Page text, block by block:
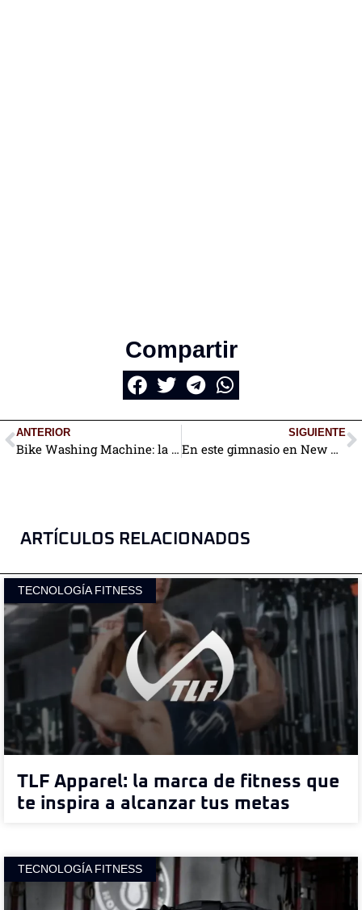
Compartir
ANTERIOR
Bike Washing Machine: la bicicleta que lava tu ropa mientras entrenas
SIGUIENTE
En este gimnasio en New York tu entrenamiento genera electricidad
ARTÍCULOS RELACIONADOS
TECNOLOGÍA FITNESS
TLF Apparel: la marca de fitness que
te inspira a alcanzar tus metas
TECNOLOGÍA FITNESS